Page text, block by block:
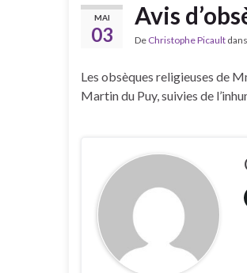
MAI
03
Avis
De Christophe Picault
Les obsèques religieuses de
Martin du Puy, suivies de